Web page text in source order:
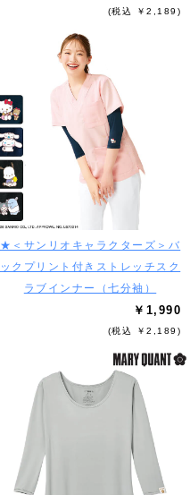
(税込 ￥2,189)
★＜サンリオキャラクターズ＞バ
ックプリント付きストレッチスク
ラブインナー（七分袖）
￥1,990
(税込 ￥2,189)